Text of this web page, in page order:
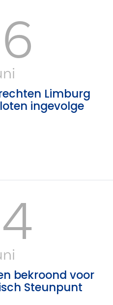
Limburg
ingevolge
bekroond voor
Steunpunt